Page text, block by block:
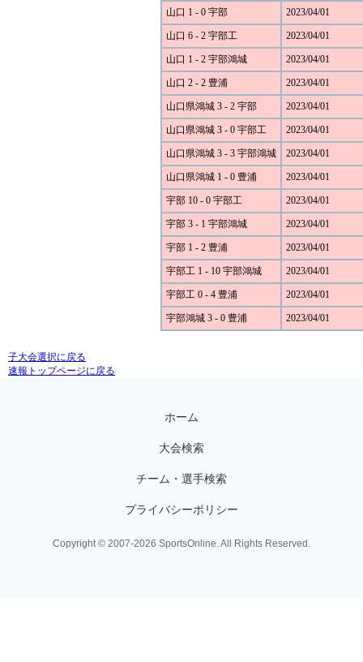
山口 1 - 0 宇部 2023/04/01
山口 6 - 2 宇部工 2023/04/01
山口 1 - 2 宇部鴻城 2023/04/01
山口 2 - 2 豊浦 2023/04/01
山口県鴻城 3 - 2 宇部 2023/04/01
山口県鴻城 3 - 0 宇部工 2023/04/01
山口県鴻城 3 - 3 宇部鴻城 2023/04/01
山口県鴻城 1 - 0 豊浦 2023/04/01
宇部 10 - 0 宇部工 2023/04/01
宇部 3 - 1 宇部鴻城 2023/04/01
宇部 1 - 2 豊浦 2023/04/01
宇部工 1 - 10 宇部鴻城 2023/04/01
宇部工 0 - 4 豊浦 2023/04/01
宇部鴻城 3 - 0 豊浦 2023/04/01
子大会選択に戻る
速報トップページに戻る
ホーム
大会検索
チーム・選手検索
プライバシーポリシー
Copyright © 2007-2026 SportsOnline. All Rights Reserved.